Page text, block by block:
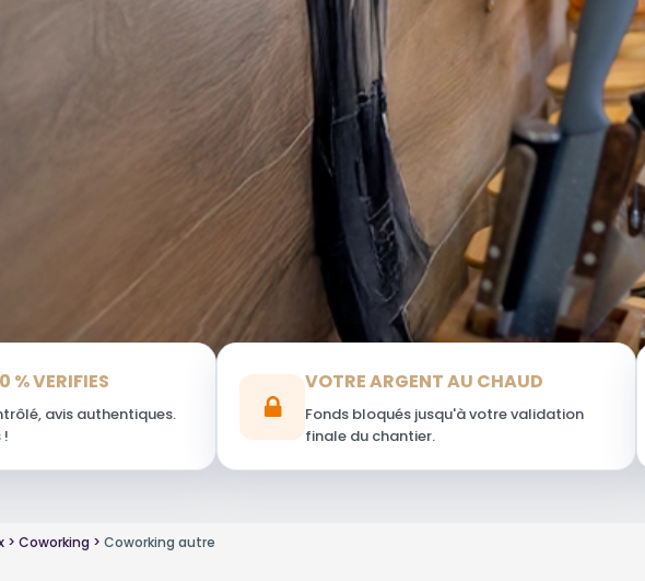
% VERIFIES
avis authentiques.
!
VOTRE ARGENT AU CHAUD
Fonds bloqués jusqu'à votre validation
finale du chantier.
Coworking Coworking autre